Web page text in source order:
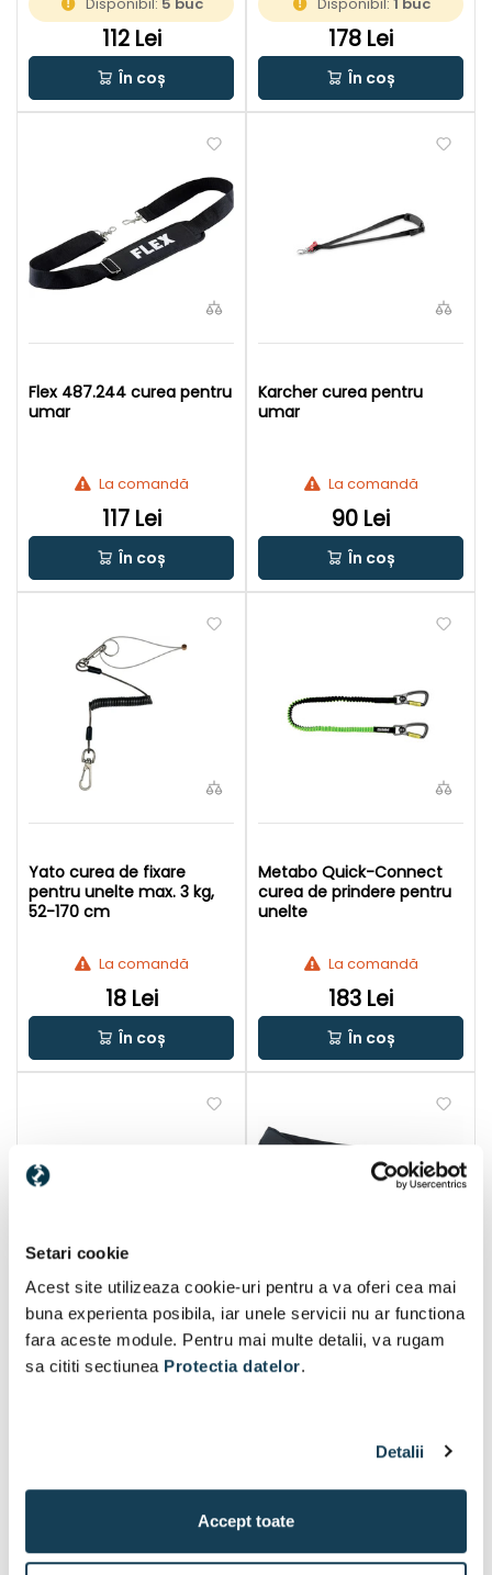
Setari cookie
Acest site utilizeaza cookie-uri pentru a va oferi cea mai
buna experienta posibila, iar unele servicii nu ar functiona
fara aceste module. Pentru mai multe detalii, va rugam
sa cititi sectiunea Protectia datelor.
Detalii
Accept toate
112 Lei
În coș
178 Lei
În coș
Flex 487.244 curea pentru
umar
La comandă
117 Lei
În coș
Karcher curea pentru
umar
La comandă
90 Lei
În coș
Yato curea de fixare
pentru unelte max. 3 kg,
52-170 cm
La comandă
18 Lei
În coș
Metabo Quick-Connect
curea de prindere pentru
unelte
La comandă
183 Lei
În coș
Metabo curea de prindere
pentru unelte pentru LiHD
Bosch curea pentru umar
La comandă